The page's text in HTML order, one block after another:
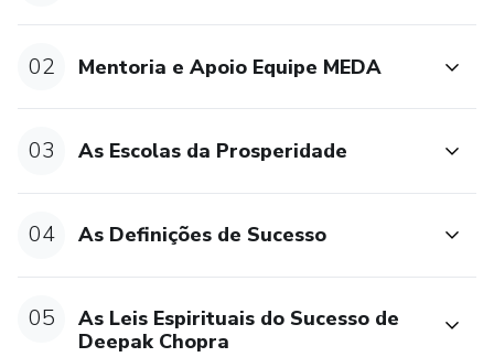
02 Mentoria e Apoio Equipe MEDA
03 As Escolas da Prosperidade
04 As Definições de Sucesso
05
As Leis Espirituais do Sucesso de
Deepak Chopra